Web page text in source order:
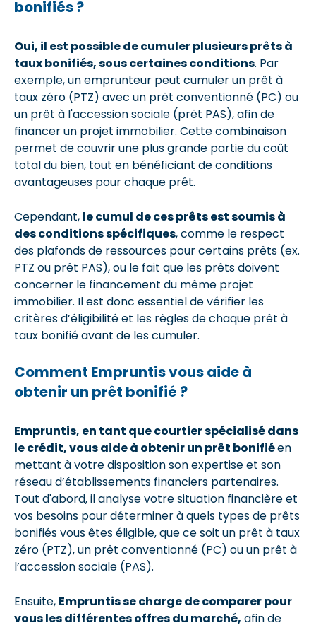
bonifiés ?
Oui, il est possible de cumuler plusieurs prêts à
taux bonifiés, sous certaines conditions. Par
exemple, un emprunteur peut cumuler un prêt à
taux zéro (PTZ) avec un prêt conventionné (PC) ou
un prêt à l'accession sociale (prêt PAS), afin de
financer un projet immobilier. Cette combinaison
permet de couvrir une plus grande partie du coût
total du bien, tout en bénéficiant de conditions
avantageuses pour chaque prêt.
Cependant, le cumul de ces prêts est soumis à
des conditions spécifiques, comme le respect
des plafonds de ressources pour certains prêts (ex.
PTZ ou prêt PAS), ou le fait que les prêts doivent
concerner le financement du même projet
immobilier. Il est donc essentiel de vérifier les
critères d’éligibilité et les règles de chaque prêt à
taux bonifié avant de les cumuler.
Comment Empruntis vous aide à
obtenir un prêt bonifié ?
Empruntis, en tant que courtier spécialisé dans
le crédit, vous aide à obtenir un prêt bonifiéen
mettant à votre disposition son expertise et son
réseau d’établissements financiers partenaires.
Tout d'abord, il analyse votre situation financière et
vos besoins pour déterminer à quels types de prêts
bonifiés vous êtes éligible, que ce soit un prêt à taux
zéro (PTZ), un prêt conventionné (PC) ou un prêt à
l’accession sociale (PAS).
Ensuite, Empruntis se charge de comparer pour
vous les différentes offres du marché, afin de